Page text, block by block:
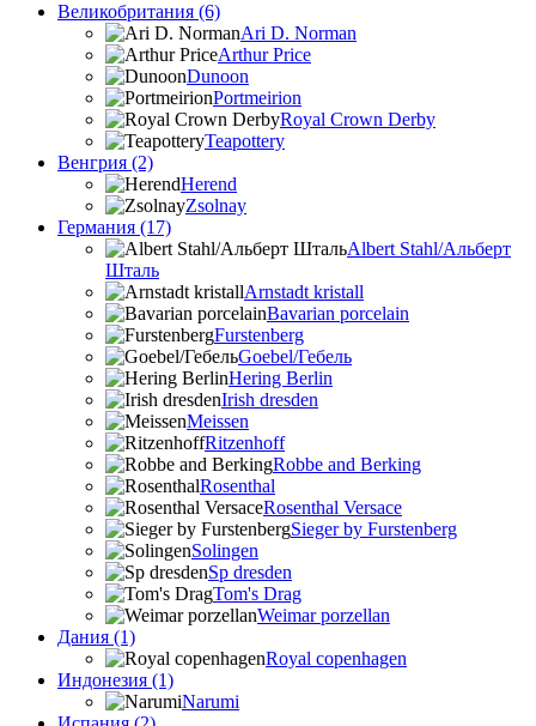
Великобритания (6)
Ari D. Norman
Arthur Price
Dunoon
Portmeirion
Royal Crown Derby
Teapottery
Венгрия (2)
Herend
Zsolnay
Германия (17)
Albert Stahl/Альбеpт
Шталь
Arnstadt kristall
Bavarian porcelain
Furstenberg
Goebel/Гебель
Hering Berlin
Irish dresden
Meissen
Ritzenhoff
Robbe and Berking
Rosenthal
Rosenthal Versace
Sieger by Furstenberg
Solingen
Sp dresden
Tom's Drag
Weimar porzellan
Дания (1)
Royal copenhagen
Индонезия (1)
Narumi